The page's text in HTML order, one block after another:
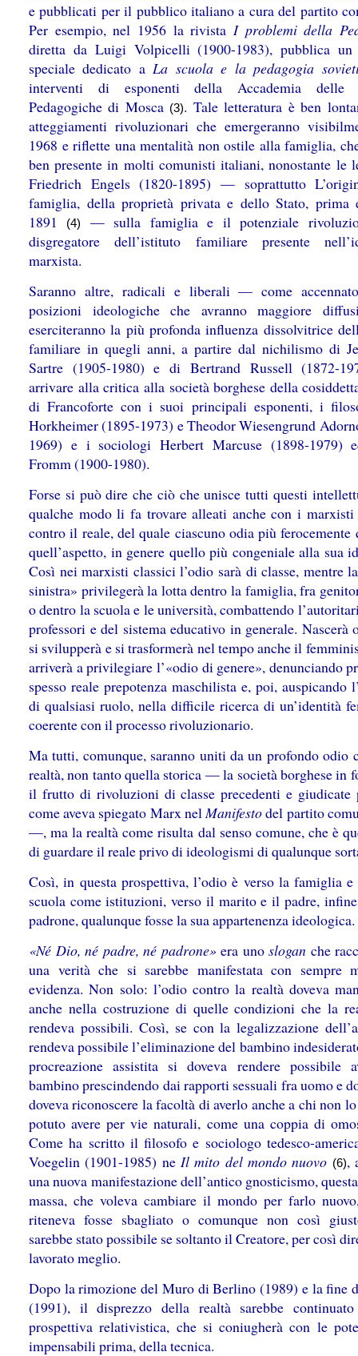
e pubblicati per il pubblico italiano a cura del partito
Per esempio, nel 1956 la rivista I problemi della
diretta da Luigi Volpicelli (1900-1983), pubblica un
speciale dedicato aLa scuola e la pedagogia
interventi di esponenti della Accademia delle
Pedagogiche di Mosca (3). Tale letteratura è ben
atteggiamenti rivoluzionari che emergeranno
1968 e riflette una mentalità non ostile alla famiglia,
ben presente in molti comunisti italiani, nonostante le
Friedrich Engels (1820-1895) — soprattutto
famiglia, della proprietà privata e dello Stato, prima
1891
(4)
— sulla famiglia e il potenziale
disgregatore dell’istituto familiare presente
marxista.
Saranno altre, radicali e liberali — come
posizioni ideologiche che avranno maggiore
eserciteranno la più profonda influenza dissolvitrice
familiare in quegli anni, a partire dal nichilismo di
Sartre (1905-1980) e di Bertrand Russell (1872-
arrivare alla critica alla società borghese della
di Francoforte con i suoi principali esponenti, i
Horkheimer (1895-1973) e Theodor Wiesengrund
1969) e i sociologi Herbert Marcuse (1898-1979)
Fromm (1900-1980).
Forse si può dire che ciò che unisce tutti questi
qualche modo li fa trovare alleati anche con i marxisti
contro il reale, del quale ciascuno odia più ferocemente
quell’aspetto, in genere quello più congeniale alla sua
Così nei marxisti classici l’odio sarà di classe, mentre
sinistra» privilegerà la lotta dentro la famiglia, fra
o dentro la scuola e le università, combattendo
professori e del sistema educativo in generale. Nascerà
si svilupperà e si trasformerà nel tempo anche il
arriverà a privilegiare l’«odio di genere», denunciando
spesso reale prepotenza maschilista e, poi, auspicando
di qualsiasi ruolo, nella difficile ricerca di un’identità
coerente con il processo rivoluzionario.
Ma tutti, comunque, saranno uniti da un profondo odio
realtà, non tanto quella storica — la società borghese in
il frutto di rivoluzioni di classe precedenti e giudicate
come aveva spiegato Marx nelManifestodel partito
—, ma la realtà come risulta dal senso comune, che è
di guardare il reale privo di ideologismi di qualunque
Così, in questa prospettiva, l’odio è verso la famiglia e
scuola come istituzioni, verso il marito e il padre,
padrone, qualunque fosse la sua appartenenza ideologica.
«Né Dio, né padre, né padrone»era uno slogan che
una verità che si sarebbe manifestata con sempre
evidenza. Non solo: l’odio contro la realtà doveva
anche nella costruzione di quelle condizioni che la
rendeva possibili. Così, se con la legalizzazione
rendeva possibile l’eliminazione del bambino
procreazione assistita si doveva rendere possibile
bambino prescindendo dai rapporti sessuali fra uomo e
doveva riconoscere la facoltà di averlo anche a chi non
potuto avere per vie naturali, come una coppia di
Come ha scritto il filosofo e sociologo tedesco-
Voegelin (1901-1985) ne Il mito del mondo nuovo (6),
una nuova manifestazione dell’antico gnosticismo,
massa, che voleva cambiare il mondo per farlo
riteneva fosse sbagliato o comunque non così
sarebbe stato possibile se soltanto il Creatore, per così
lavorato meglio.
Dopo la rimozione del Muro di Berlino (1989) e la fine
(1991), il disprezzo della realtà sarebbe
prospettiva relativistica, che si coniugherà con le
impensabili prima, della tecnica.